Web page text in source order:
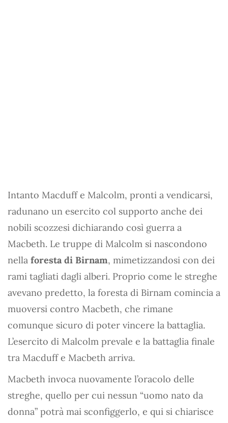
Intanto Macduff e Malcolm, pronti a vendicarsi,
radunano un esercito col supporto anche dei
nobili scozzesi dichiarando così guerra a
Macbeth. Le truppe di Malcolm si nascondono
nella foresta di Birnam, mimetizzandosi con dei
rami tagliati dagli alberi. Proprio come le streghe
avevano predetto, la foresta di Birnam comincia a
muoversi contro Macbeth, che rimane
comunque sicuro di poter vincere la battaglia.
L’esercito di Malcolm prevale e la battaglia finale
tra Macduff e Macbeth arriva.
Macbeth invoca nuovamente l’oracolo delle
streghe, quello per cui nessun “uomo nato da
donna” potrà mai sconfiggerlo, e qui si chiarisce